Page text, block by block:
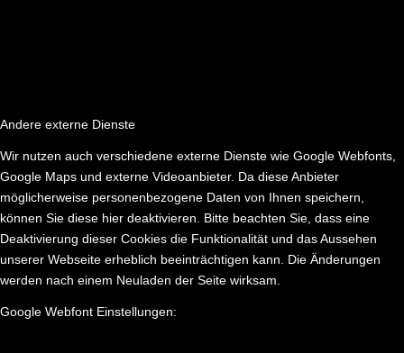
Andere externe Dienste
Wir nutzen auch verschiedene externe Dienste wie Google Webfonts,
Google Maps und externe Videoanbieter. Da diese Anbieter
möglicherweise personenbezogene Daten von Ihnen speichern,
können Sie diese hier deaktivieren. Bitte beachten Sie, dass eine
Deaktivierung dieser Cookies die Funktionalität und das Aussehen
unserer Webseite erheblich beeinträchtigen kann. Die Änderungen
werden nach einem Neuladen der Seite wirksam.
Google Webfont Einstellungen: